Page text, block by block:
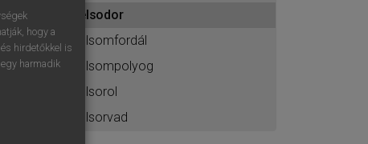
.
elsodor
elsomfordál
elsompolyog
elsorol
elsorvad
hogy a
hirdetőkkel is
harmadik